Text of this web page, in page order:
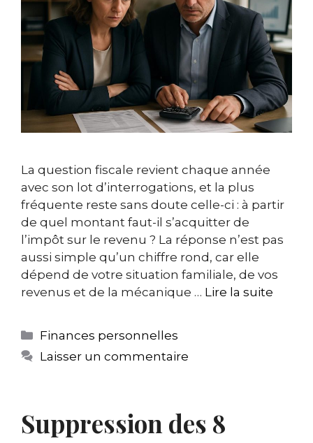
La question fiscale revient chaque année
avec son lot d’interrogations, et la plus
fréquente reste sans doute celle-ci : à partir
de quel montant faut-il s’acquitter de
l’impôt sur le revenu ? La réponse n’est pas
aussi simple qu’un chiffre rond, car elle
dépend de votre situation familiale, de vos
revenus et de la mécanique … Lire la suite
Catégories
Finances personnelles
Laisser un commentaire
Suppression des 8